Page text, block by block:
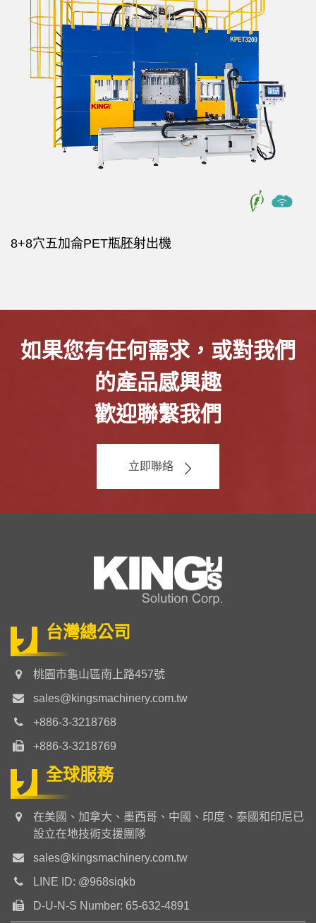
8+8穴五加侖PET瓶胚射出機
如果您有任何需求，或對我們
的產品感興趣
歡迎聯繫我們
立即聯絡
台灣總公司
桃園市龜山區南上路457號
sales@kingsmachinery.com.tw
+886-3-3218768
+886-3-3218769
全球服務
在美國、加拿大、墨西哥、中國、印度、泰國和印尼已
設立在地技術支援團隊
sales@kingsmachinery.com.tw
LINE ID: @968siqkb
D-U-N-S Number: 65-632-4891